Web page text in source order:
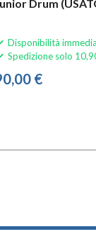
Drum
Disponibilità
Spedizione solo
€